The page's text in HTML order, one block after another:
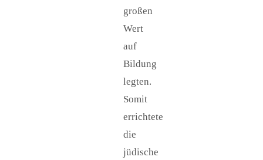
großen
Wert
auf
Bildung
legten.
Somit
errichtete
die
jüdische